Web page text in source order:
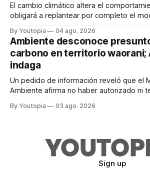
El cambio climático altera el
obligará a replantear por completo el
By Youtopia 04 ago. 2026
Ambiente desconoce
carbono en territorio waorani;
indaga
Un pedido de información reveló que el
Ambiente afirma no haber autorizado ni
By Youtopia 03 ago. 2026
Sign up